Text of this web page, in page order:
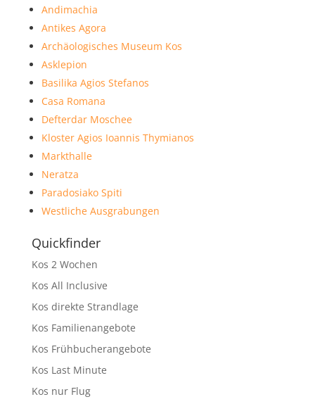
Andimachia
Antikes Agora
Archäologisches Museum Kos
Asklepion
Basilika Agios Stefanos
Casa Romana
Defterdar Moschee
Kloster Agios Ioannis Thymianos
Markthalle
Neratza
Paradosiako Spiti
Westliche Ausgrabungen
Quickfinder
Kos 2 Wochen
Kos All Inclusive
Kos direkte Strandlage
Kos Familienangebote
Kos Frühbucherangebote
Kos Last Minute
Kos nur Flug